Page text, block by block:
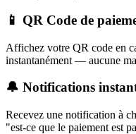
📱 QR Code de
Affichez votre QR code en
instantanément — aucune
🔔 Notifications
Recevez une notification à
"est-ce que le paiement est